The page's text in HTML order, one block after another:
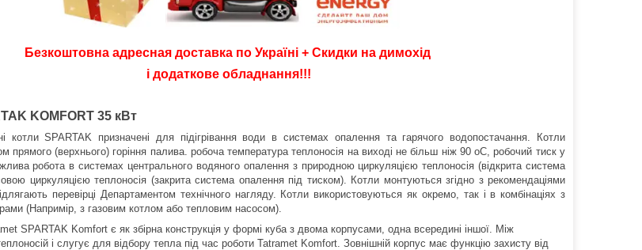
Безкоштовна адресная доставка по Україні + Скидки на димохід
і додаткове обладнання!!!
KOMFORT 35 кВт
котли SPARTAK призначені для підігрівання води в системах опалення та гарячого водопостачання. Котли
прямого (верхнього) горіння палива. робоча температура теплоносія на виході не більш ніж 90 oС, робочий тиск у
робота в системах центрального водяного опалення з природною циркуляцією теплоносія (відкрита система
циркуляцією теплоносія (закрита система опалення під тиском). Котли монтуються згідно з рекомендаціями
перевірці Департаментом технічного нагляду. Котли використовуються як окремо, так і в комбінаціях з
(Напримір, з газовим котлом або тепловим насосом).
SPARTAK Komfort є як збірна конструкція у формі куба з двома корпусами, одна всередині іншої. Між
і слугує для відбору тепла під час роботи Tatramet Komfort. Зовнішній корпус має функцію захисту від